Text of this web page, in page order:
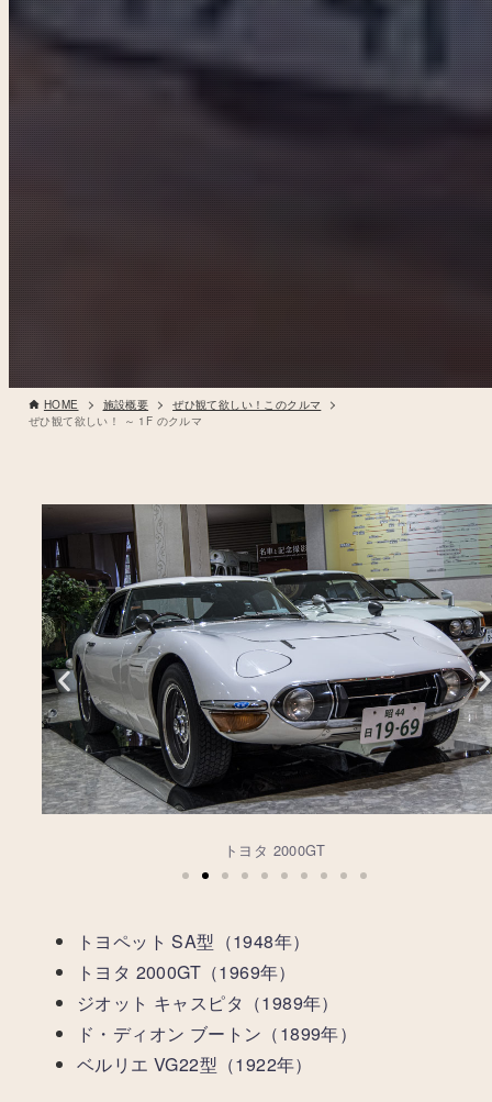
HOME 施設概要
ぜひ観て欲しい！このクルマ
ぜひ観て欲しい！ ～ 1F のクルマ
トヨタ 2000GT
トヨペット SA型（1948年）
トヨタ 2000GT（1969年）
ジオット キャスピタ（1989年）
ド・ディオン ブートン（1899年）
ベルリエ VG22型（1922年）